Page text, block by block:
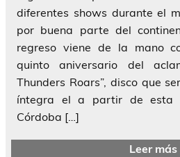
diferentes shows durante el
por buena parte del
regreso viene de la mano
quinto aniversario del
Thunders Roars”, disco que
íntegra el a partir de esta
Córdoba […]
Leer más